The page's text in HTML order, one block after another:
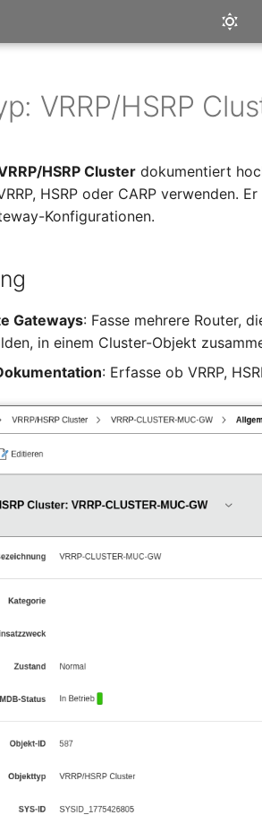
VRRP/HSRP
HSRP Cluster dokumentiert
HSRP oder CARP verwenden.
Konfigurationen.
Gateways: Fasse mehrere Router,
in einem Cluster-Objekt
: Erfasse ob VRRP,